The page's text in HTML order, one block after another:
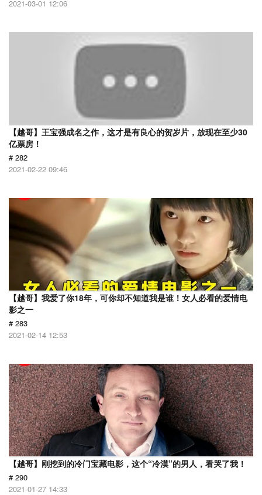
2021-03-01 12:06
【越哥】王宝强成名之作，这才是有良心的贺岁片，放现在至少30
亿票房！
# 282
2021-02-22 09:46
【越哥】我爱了你18年，可你却不知道我是谁！女人必看的爱情电
影之一
# 283
2021-02-14 12:53
【越哥】刚挖到的冷门宝藏电影，这个“冷漠”的男人，看哭了我！
# 290
2021-01-27 14:33